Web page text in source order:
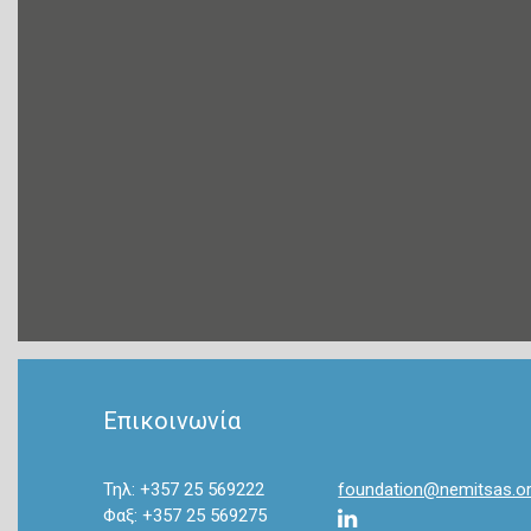
Επικοινωνία
Τηλ: +357 25 569222
Φαξ: +357 25 569275